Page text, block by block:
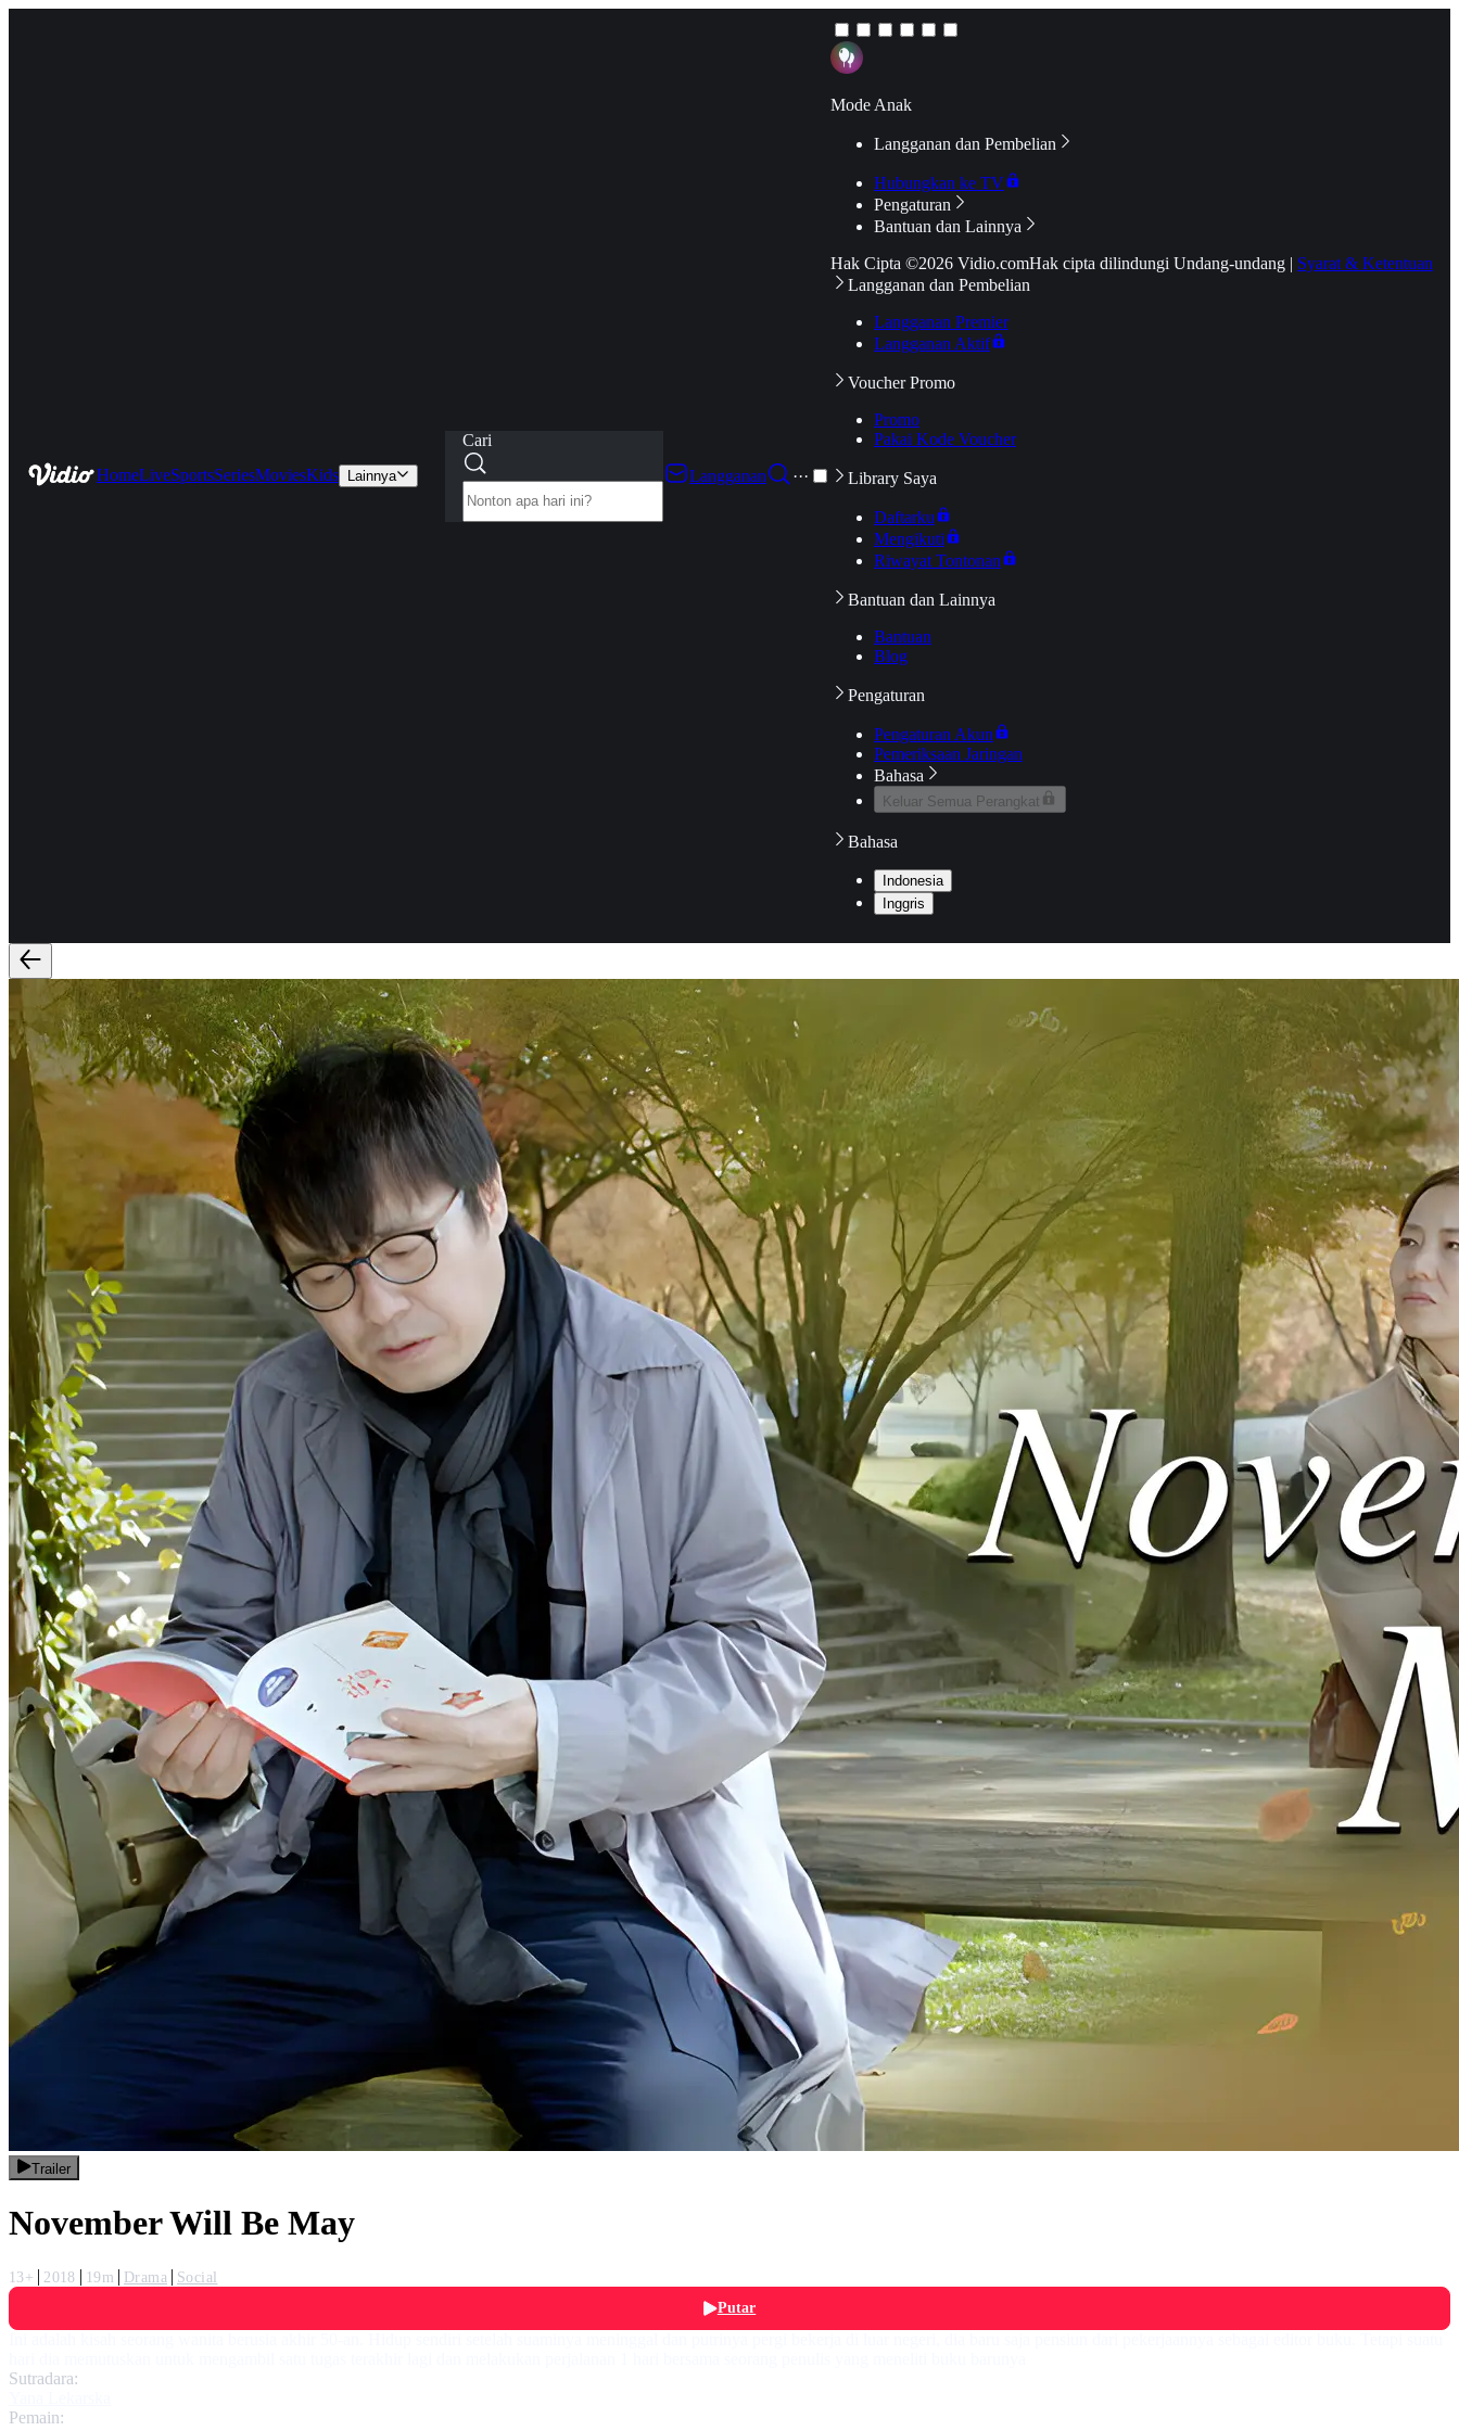
HomeLiveSportsSeriesMoviesKids Lainnya
Cari
Langganan
···
Mode Anak
Langganan dan Pembelian
Hubungkan ke TV
Pengaturan
Bantuan dan Lainnya
Hak Cipta ©2026 Vidio.comHak cipta dilindungi Undang-undang | Syarat & Ketentuan
Langganan dan Pembelian
Langganan Premier
Langganan Aktif
Voucher Promo
Promo
Pakai Kode Voucher
Library Saya
Daftarku
Mengikuti
Riwayat Tontonan
Bantuan dan Lainnya
Bantuan
Blog
Pengaturan
Pengaturan Akun
Pemeriksaan Jaringan
Bahasa
Keluar Semua Perangkat
Bahasa
Indonesia
Inggris
Trailer
November Will Be May
13+ 2018 19m Drama
Social
Putar
Sutradara:
Pemain: